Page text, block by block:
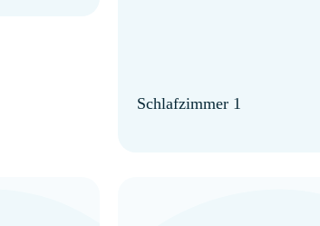
Schlafzimmer 1